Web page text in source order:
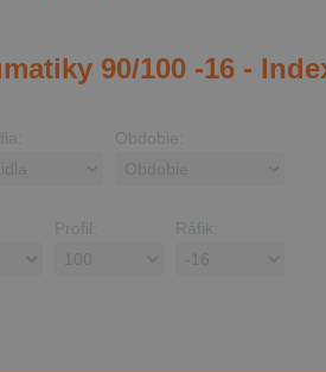
90/100 -16 -
Obdobie:
Profil: Ráfik: